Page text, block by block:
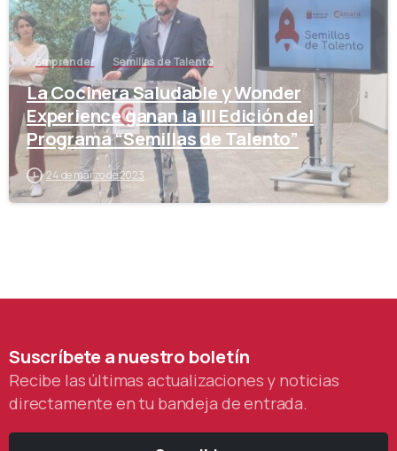
Emprender Semillas de Talento
La Cocinera Saludable y Wonder
Experience ganan la III Edición del
Programa “Semillas de Talento”
24 de marzo de 2023
Suscríbeteanuestro boletín
Recibe las últimas actualizaciones y noticias
directamente en tu bandeja de entrada.